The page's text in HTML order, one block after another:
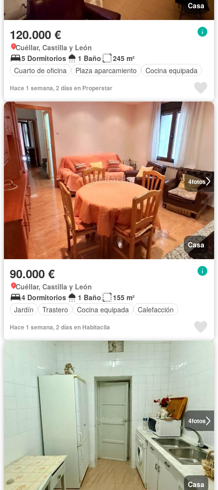
Casa
120.000 €
Cuéllar, Castilla y León
5 Dormitorios
1 Baño
245 m²
Cuarto de oficina
Plaza aparcamiento Cocina equipada
Hace 1 semana, 2 días en Properstar
4fotos
Casa
90.000 €
Cuéllar, Castilla y León
4 Dormitorios
1 Baño
155 m²
Jardín
Trastero Cocina equipada Calefacción
Hace 1 semana, 2 días en Habitaclia
4fotos
Casa